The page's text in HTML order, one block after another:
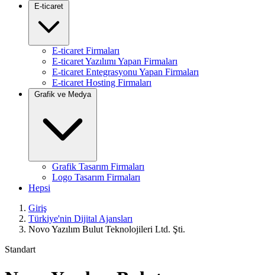
E-ticaret
E-ticaret Firmaları
E-ticaret Yazılımı Yapan Firmaları
E-ticaret Entegrasyonu Yapan Firmaları
E-ticaret Hosting Firmaları
Grafik ve Medya
Grafik Tasarım Firmaları
Logo Tasarım Firmaları
Hepsi
Giriş
Türkiye'nin Dijital Ajansları
Novo Yazılım Bulut Teknolojileri Ltd. Şti.
Standart